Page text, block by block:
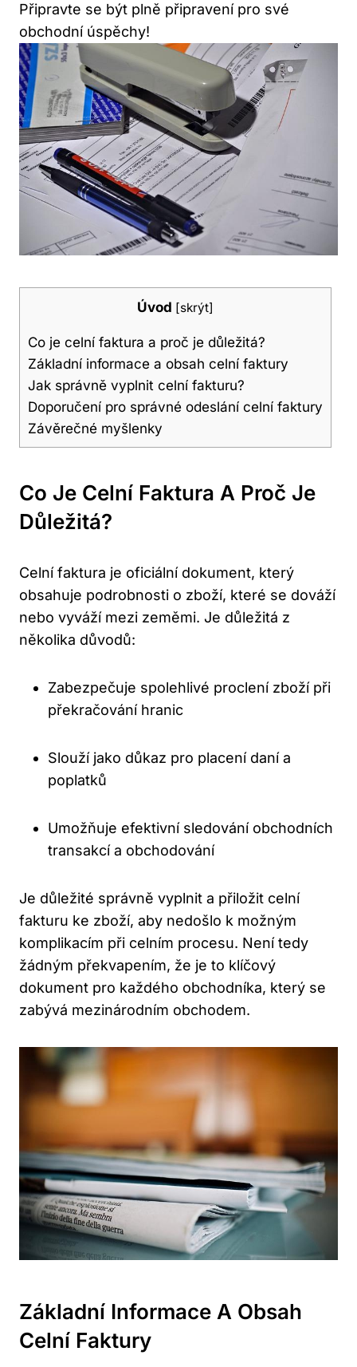
Připravte se být plně připravení pro své
obchodní úspěchy!
Úvod [skrýt]
Co je celní faktura a proč je důležitá?
Základní informace a obsah celní faktury
Jak správně vyplnit celní fakturu?
Doporučení pro správné odeslání celní faktury
Závěrečné myšlenky
Co Je Celní Faktura A Proč Je
Důležitá?
Celní faktura je oficiální dokument, který
obsahuje podrobnosti o zboží, které se dováží
nebo vyváží mezi zeměmi. Je důležitá z
několika důvodů:
Zabezpečuje spolehlivé proclení zboží při
překračování hranic
Slouží jako důkaz pro placení daní a
poplatků
Umožňuje efektivní sledování obchodních
transakcí a obchodování
Je důležité správně vyplnit a přiložit celní
fakturu ke zboží, aby nedošlo k možným
komplikacím při celním procesu. Není tedy
žádným překvapením, že je to klíčový
dokument pro každého obchodníka, který se
zabývá mezinárodním obchodem.
Základní Informace A Obsah
Celní Faktury